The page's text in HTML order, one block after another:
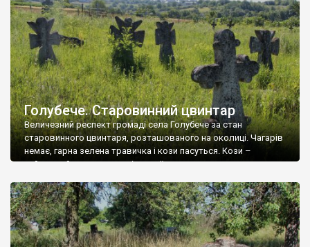
Голубече. Старовинний цвинтар
Величезний респект громаді села Голубече за стан
старовинного цвинтаря, розташованого на околиці. Чагарів
немає, гарна зелена травичка і кози пасуться. Кози –
найкращий регулятор шкідливої, для старих кладовищ,
бруньками, кози ті бруньки обгризають, бо то улюблений
делікатес. На цвинтарі у Голубечому ціла колекція
різноманітних форм хрестів. Село відносно невелике, […]